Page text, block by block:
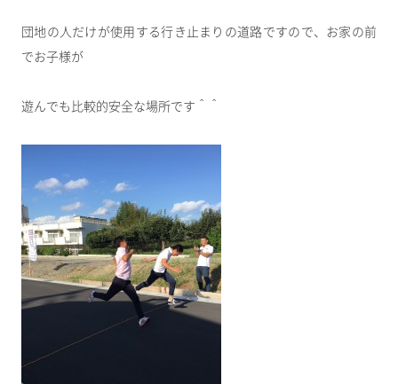
団地の人だけが使用する行き止まりの道路ですので、お家の前
でお子様が
遊んでも比較的安全な場所です＾＾